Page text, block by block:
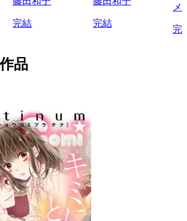
完結 完結
メ
完
品